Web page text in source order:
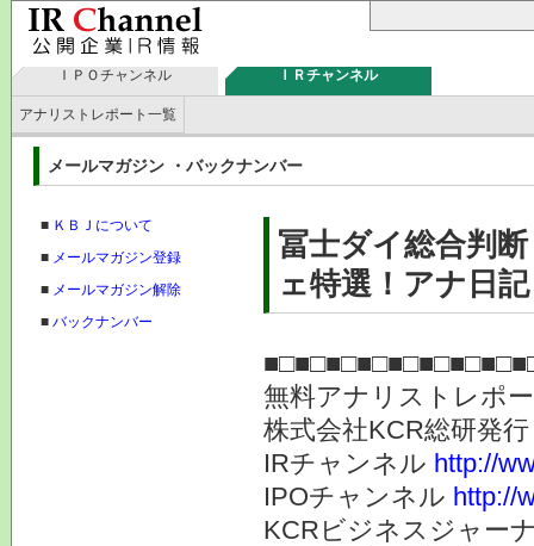
ＩＰＯチャンネル ＩＲチャンネル
アナリストレポート一覧
メールマガジン ・バックナンバー
■ ＫＢＪについて
■ メールマガジン登録
■ メールマガジン解除
■ バックナンバー
冨士ダイ総合判
ェ特選！アナ日
無料アナリストレポ
株式会社
IRチャンネル http://
IPOチャンネル http://
KCRビジネスジャー